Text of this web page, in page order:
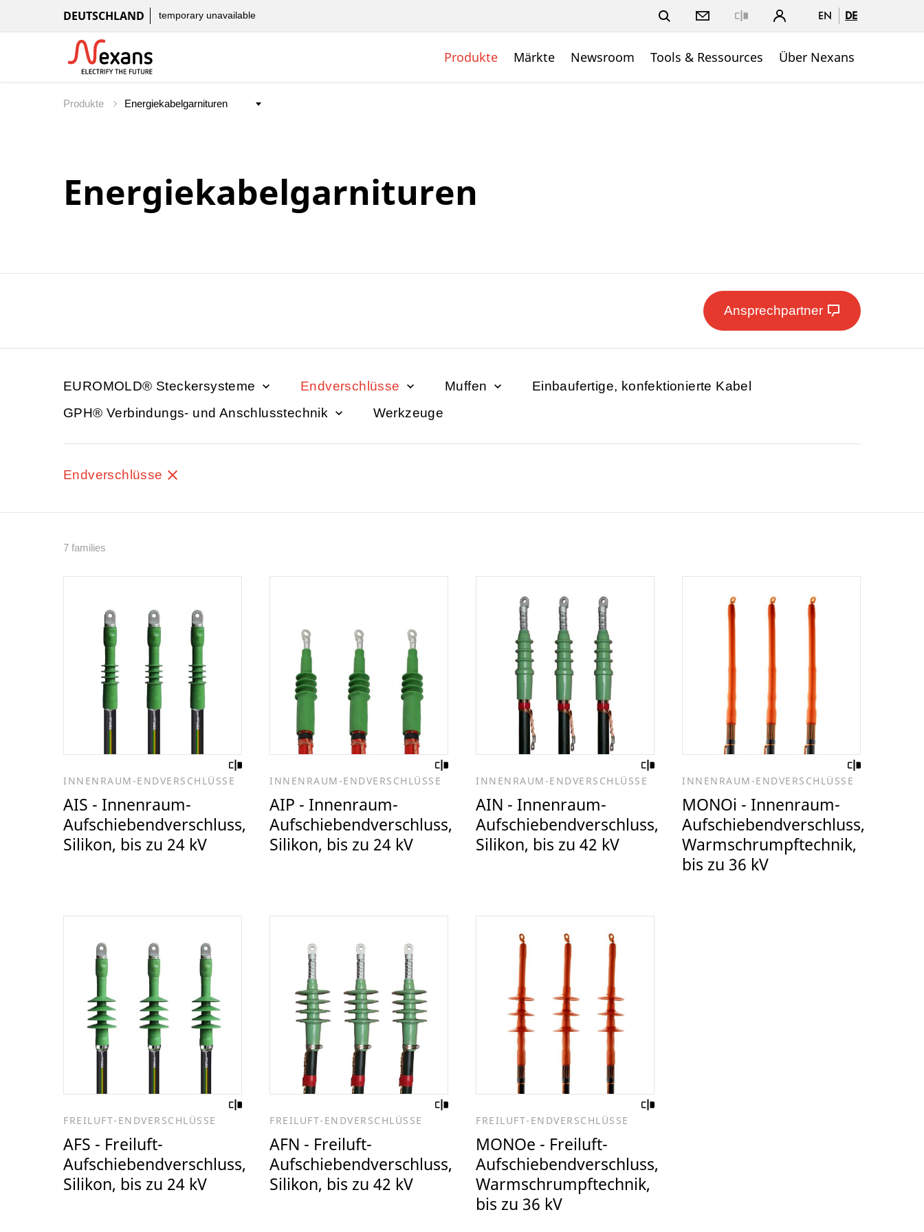
DEUTSCHLAND temporary unavailable EN DE
Produkte Märkte Newsroom Tools & Ressources Über Nexans
Produkte
Energiekabelgarnituren
Ansprechpartner
EUROMOLD® Steckersysteme Endverschlüsse Muffen
Einbaufertige, konfektionierte Kabel
GPH® Verbindungs- und Anschlusstechnik
Werkzeuge
Endverschlüsse
7 families
INNENRAUM-ENDVERSCHLÜSSE
AIS - Innenraum-
Aufschiebendverschluss,
Silikon, bis zu 24 kV
INNENRAUM-ENDVERSCHLÜSSE
AIP - Innenraum-
Aufschiebendverschluss,
Silikon, bis zu 24 kV
INNENRAUM-ENDVERSCHLÜSSE
AIN - Innenraum-
Aufschiebendverschluss,
Silikon, bis zu 42 kV
INNENRAUM-ENDVERSCHLÜSSE
MONOi - Innenraum-
Aufschiebendverschluss,
Warmschrumpftechnik,
bis zu 36 kV
FREILUFT-ENDVERSCHLÜSSE
AFS - Freiluft-
Aufschiebendverschluss,
Silikon, bis zu 24 kV
FREILUFT-ENDVERSCHLÜSSE
AFN - Freiluft-
Aufschiebendverschluss,
Silikon, bis zu 42 kV
FREILUFT-ENDVERSCHLÜSSE
MONOe - Freiluft-
Aufschiebendverschluss,
Warmschrumpftechnik,
bis zu 36 kV